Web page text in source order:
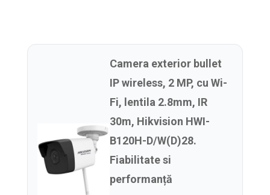
Camera exterior bullet
IP wireless, 2 MP, cu Wi-
Fi, lentila 2.8mm, IR
30m, Hikvision HWI-
B120H-D/W(D)28.
Fiabilitate si
performanță